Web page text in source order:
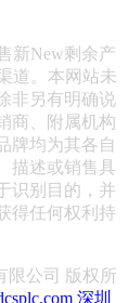
新New剩余产
道。本网站未
非另有明确说
商、附属机构
牌均为其各自
描述或销售具
识别目的，并
得任何权利持
限公司 版权所
深圳